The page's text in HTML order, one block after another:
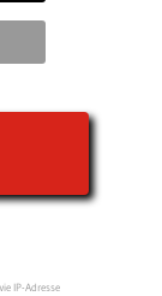
IP-Adresse